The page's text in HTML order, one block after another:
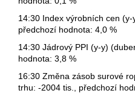
14:30 Index výrobních cen
předchozí hodnota: 4,0 %
14:30 Jádrový PPI (y-y)
hodnota: 3,8 %
16:30 Změna zásob surové
trhu: -2004 tis., předchozí